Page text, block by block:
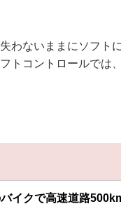
わないままにソフト
コントロールでは
イクで高速道路